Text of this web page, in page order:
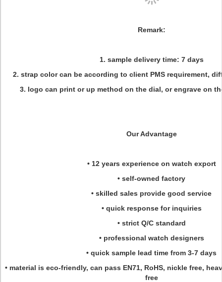
Remark:
1. sample delivery time: 7 days
2. strap color can be according to client PMS requirement,
3. logo can print or up method on the dial, or engrave on
Our Advantage
• 12 years experience on watch export
• self-owned factory
• skilled sales provide good service
• quick response for inquiries
• strict Q/C standard
• professional watch designers
• quick sample lead time from 3-7 days
• material is eco-friendly, can pass EN71, RoHS, nickle free,
free